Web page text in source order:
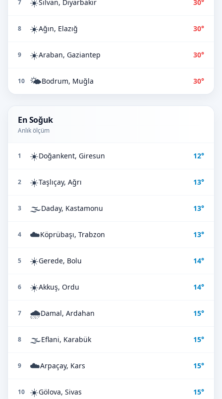
7 Silvan, Diyarbakır 30°
8 ☀️Ağın, Elazığ 30°
9 ☀️Araban, Gaziantep 30°
10 🌤️Bodrum, Muğla 30°
En Soğuk
Anlık ölçüm
1 ☀️Doğankent, Giresun 12°
2 ☀️Taşlıçay, Ağrı 13°
3 🌫️Daday, Kastamonu 13°
4 ☁️Köprübaşı, Trabzon 13°
5 ☀️Gerede, Bolu 14°
6 ☀️Akkuş, Ordu 14°
7 🌧️Damal, Ardahan 15°
8 🌫️Eflani, Karabük 15°
9 ☁️Arpaçay, Kars 15°
10 ☀️Gölova, Sivas 15°